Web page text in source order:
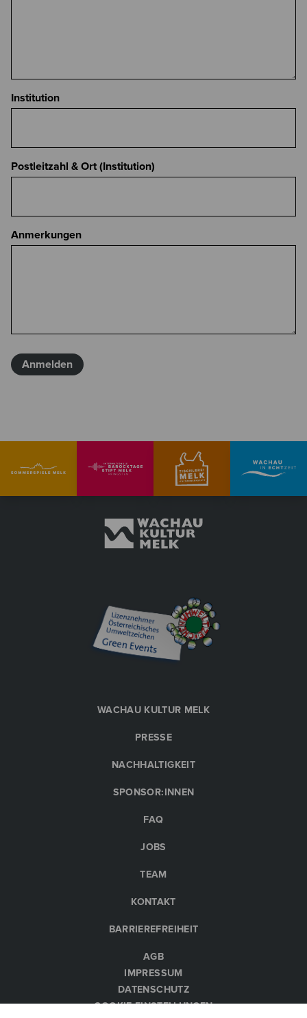
Institution
Postleitzahl & Ort (Institution)
Anmerkungen
Anmelden
WACHAU KULTUR MELK
PRESSE
NACHHALTIGKEIT
SPONSOR:INNEN
FAQ
JOBS
TEAM
KONTAKT
BARRIEREFREIHEIT
AGB
IMPRESSUM
DATENSCHUTZ
COOKIE-EINSTELLUNGEN